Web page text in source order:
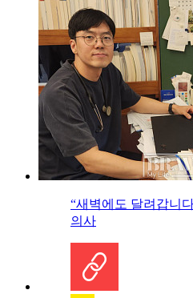
“새벽에도 달려갑니
의사